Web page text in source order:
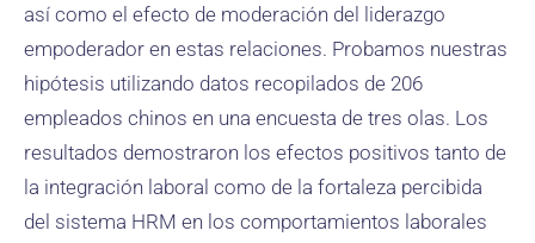
así como el efecto de moderación del liderazgo
empoderador en estas relaciones. Probamos nuestras
hipótesis utilizando datos recopilados de 206
empleados chinos en una encuesta de tres olas. Los
resultados demostraron los efectos positivos tanto de
la integración laboral como de la fortaleza percibida
del sistema HRM en los comportamientos laborales